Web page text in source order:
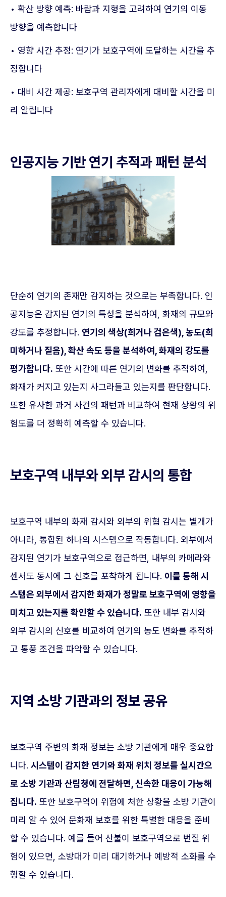
• 확산 방향 예측: 바람과 지형을 고려하여 연기의 이동
방향을 예측합니다
• 영향 시간 추정: 연기가 보호구역에 도달하는 시간을 추
정합니다
• 대비 시간 제공: 보호구역 관리자에게 대비할 시간을 미
리 알립니다
인공지능 기반 연기 추적과 패턴 분석
단순히 연기의 존재만 감지하는 것으로는 부족합니다. 인
공지능은 감지된 연기의 특성을 분석하여, 화재의 규모와
강도를 추정합니다. 연기의 색상(희거나 검은색), 농도(희
미하거나 짙음), 확산 속도 등을 분석하여, 화재의 강도를
평가합니다. 또한 시간에 따른 연기의 변화를 추적하여,
화재가 커지고 있는지 사그라들고 있는지를 판단합니다.
또한 유사한 과거 사건의 패턴과 비교하여 현재 상황의 위
험도를 더 정확히 예측할 수 있습니다.
보호구역 내부와 외부 감시의 통합
보호구역 내부의 화재 감시와 외부의 위협 감시는 별개가
아니라, 통합된 하나의 시스템으로 작동합니다. 외부에서
감지된 연기가 보호구역으로 접근하면, 내부의 카메라와
센서도 동시에 그 신호를 포착하게 됩니다. 이를 통해 시
스템은 외부에서 감지한 화재가 정말로 보호구역에 영향을
미치고 있는지를 확인할 수 있습니다. 또한 내부 감시와
외부 감시의 신호를 비교하여 연기의 농도 변화를 추적하
고 통풍 조건을 파악할 수 있습니다.
지역 소방 기관과의 정보 공유
보호구역 주변의 화재 정보는 소방 기관에게 매우 중요합
니다. 시스템이 감지한 연기와 화재 위치 정보를 실시간으
로 소방 기관과 산림청에 전달하면, 신속한 대응이 가능해
집니다. 또한 보호구역이 위험에 처한 상황을 소방 기관이
미리 알 수 있어 문화재 보호를 위한 특별한 대응을 준비
할 수 있습니다. 예를 들어 산불이 보호구역으로 번질 위
험이 있으면, 소방대가 미리 대기하거나 예방적 소화를 수
행할 수 있습니다.